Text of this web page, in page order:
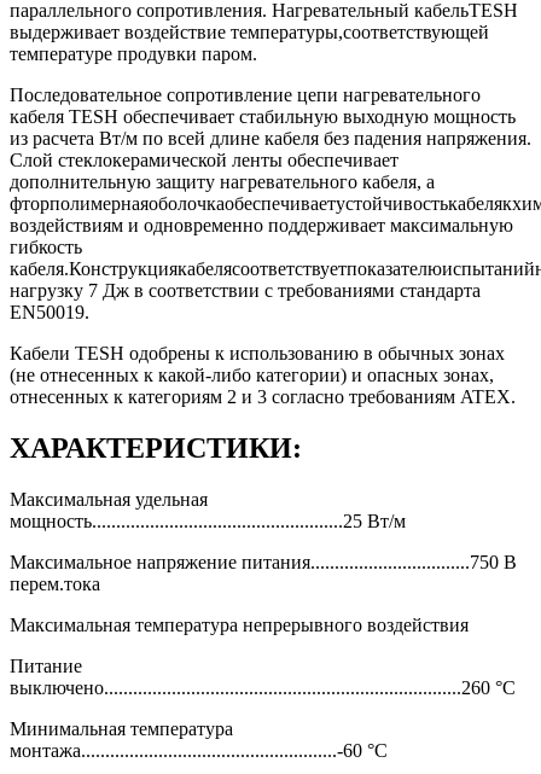
параллельного сопротивления. Нагревательный кабельTESH
выдерживает воздействие температуры,соответствующей
температуре продувки паром.
Последовательное сопротивление цепи нагревательного
кабеля TESH обеспечивает стабильную выходную мощность
из расчета Вт/м по всей длине кабеля без падения напряжения.
Слой стеклокерамической ленты обеспечивает
дополнительную защиту нагревательного кабеля, а
воздействиям и одновременно поддерживает максимальную
гибкость
нагрузку 7 Дж в соответствии с требованиями стандарта
EN50019.
Кабели TESH одобрены к использованию в обычных зонах
(не отнесенных к какой-либо категории) и опасных зонах,
отнесенных к категориям 2 и 3 согласно требованиям ATEX.
ХАРАКТЕРИСТИКИ:
Максимальная удельная
мощность....................................................25 Вт/м
Максимальное напряжение питания.................................750 В
перем.тока
Максимальная температура непрерывного воздействия
Питание
выключено..........................................................................260 °C
Минимальная температура
монтажа.....................................................-60 °C